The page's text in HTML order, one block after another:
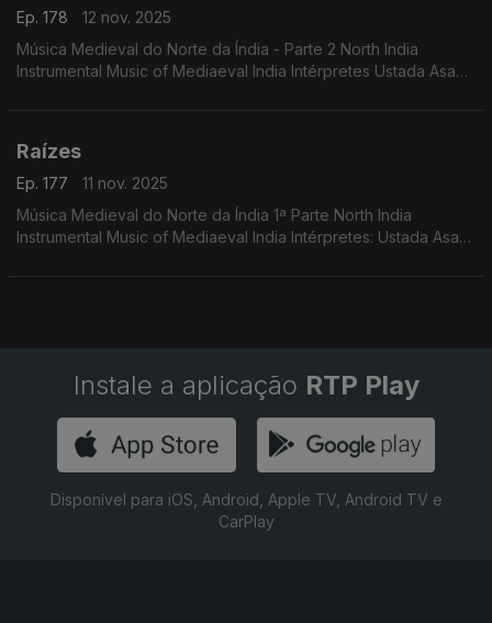
Ep. 178
12 nov. 2025
Música Medieval do Norte da Índia - Parte 2 North India
Instrumental Music of Mediaeval India Intérpretes Ustada Asad
Raízes
Ep. 177
11 nov. 2025
Música Medieval do Norte da Índia 1ª Parte North India
Instrumental Music of Mediaeval India Intérpretes: Ustada Asad
Instale a aplicação RTP Play
Disponível para iOS, Android, Apple TV, Android TV e
CarPlay